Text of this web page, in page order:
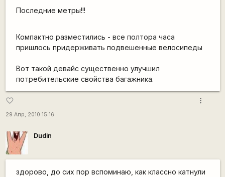
Последние метры!!!
Компактно разместились - все полтора часа
пришлось придерживать подвешенные велосипеды
Вот такой девайс существенно улучшил
потребительские свойства багажника.
favorite_border
29 Апр, 2010 15:16
more_vert
Dudin
здорово, до сих пор вспоминаю, как классно катнули